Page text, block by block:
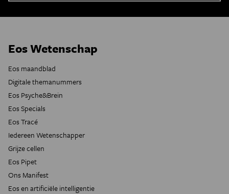
Eos Wetenschap
Eos maandblad
Digitale themanummers
Eos Psyche&Brein
Eos Specials
Eos Tracé
Iedereen Wetenschapper
Grijze cellen
Eos Pipet
Ons Manifest
Eos en artificiële intelligentie